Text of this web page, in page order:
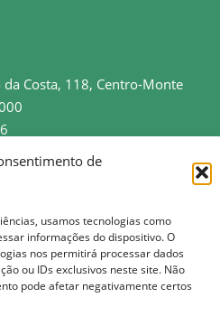
de
usamos tecnologias como
informações do dispositivo. O
nos permitirá processar dados
ou IDs exclusivos neste site. Não
pode afetar negativamente certos
da Costa, 118, Centro-Monte
as 13h
de Monte das Gameleiras | Todos os